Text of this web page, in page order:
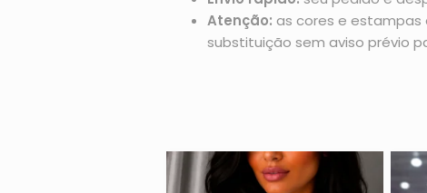
Atenção: as cores e estampas
substituição sem aviso prévio